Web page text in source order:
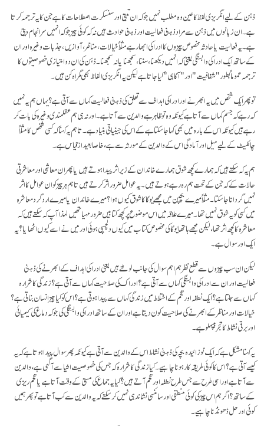
ذہن کے لیے انگریزی لفظ کا عین وہ مطلب نہیں جو کہ ان تبتی اور سنسکرت اصطلاحات کا ہے جن کا یہ ترجمہ کرتا
ہے۔ ان زبانوں میں ذہن سے مراد ذہنی فعالیت اور ذہنی حوادث ہیں نہ کہ کوئی چیز جو کہ انہیں سر انجام دیتی
ہے۔ یہ فعالیت یا حادثہ مخصوص چیزوں کا ادراکی ابھار ہے مثلاً خیالات، مناظر، آوازیں، جذبات وغیرہ اور ان
کے ساتھ ایک ادراکی وابستگی یعنی کہ انہیں دیکھنا، سننا، سمجھنا یا نہ سمجھنا۔ ذہن کی ان دو امتیازی خصوصیتوں کا
ترجمہ عموماً بطور "شفافیت" اور "آگاہی" کیا جاتا ہے لیکن یہ انگریزی الفاظ بھی گمراہ کن ہیں۔
تو پھر ایک شخص میں یہ ابھرنے اور ادراکی اہداف سے تعلق کی ذہنی فعالیت کہاں سے آتی ہے؟ یہاں ہم یہ نہیں
کہ رہے کہ جسم کہاں سے آتا ہے کیونکہ وہ تو ظاہر ہے والدین سے آتا ہے۔ اور نہ ہی ہم عقلمندی وغیرہ کی بات کر
رہے ہیں کیونکہ اس کے بارہ میں بھی کہا جا سکتا ہے کے اس کی جینیاتی بنیاد ہے۔ تاہم یہ کہنا کہ کسی شخص کا مثلاً
چاکلیٹ کے لیے میل اور آمادگی اس کے والدین کے مورثہ سے ہے، خاصا بعید از قیاس ہے۔
ہم یہ کہ سکتے ہیں کہ ہمارے کچھ شوق ہمارے خاندان کے زیر اثر پیدا ہوتے ہیں یا پھر ان معاشی اور معاشرتی
حالات کے کہ جن کے تحت ہم رہ رہے ہوتے ہیں۔ یہ عوامل ضرور اثر کرتے ہیں تاہم ہر چیز کو ان عوامل کا اثر
نہیں گردانا جا سکتا۔ مثلاً میرے بچپن میں مجھے یوگا کا شوق کیوں ہوا؟ میرے خاندان یا میرے ارد گرد معاشرہ
میں کسی کو یہ شوق نہیں تھا۔ میرے علاقہ میں اس موضوع پر کچھ کتابیں ضرور مہیا تھیں لہذا آپ کہ سکتے ہیں کہ
معاشرہ کا کچھ اثر تھا، لیکن مجھے ہاتھا یوگا کی مخصوص کتاب میں کیوں دلچسپی ہوئی اور میں نے اسے کیوں اٹھایا؟ یہ
ایک اور سوال ہے۔
لیکن ان سب چیزوں سے قطع نظر ہم اہم سوال کی جانب لوٹتے ہیں یعنی ادراکی اہداف کے ابھرنے کی ذہنی
فعالیت اور ان سے ادراکی وابستگی کہاں سے آتی ہے؟ ادراک کی صلاحیت کہاں سے آتی ہے؟ زندگی کا شرارہ
کہاں سے جلتا ہے؟ایک نطفہ اور تخم کے اختلاط میں زندگی کہاں سے پیدا ہوتی ہے؟ اس کو کیا چیز انسان بناتی ہے؟
خیالات اور مناظر کے ابھرنے کی صلاحیت کون دیتا ہے اور ان کے ساتھ ادراکی وابستگی کی جو کہ دماغ کی کیمیائی
اور برقی نشاط کا تجربیپہلو ہے۔
یہ کہنا مشکل ہے کہ ایک نو زائیدہ بچہ کی ذہنی نشاط اس کے والدین سے آتی ہے کیونکہ پھر سوال پیدا ہوتا ہے کہ یہ
کیسے آتی ہے؟ اس کا کوئی طریقہ کار ہونا چاہیے۔ کیا زندگی کا شرارہ کہ جس کی خصوصیت اشیا سے آگہی ہے، والدین
سے آتا ہے اور اسی طرح سے جس طرح نطفہ اور تخم آتے ہیں؟ کیا یہ جماع کی مستی کے وقت آتا ہے یا تخم ریزی
کے ساتھ؟ اگر ہم اس چیز کی کوئی منطقی اور سائنسی نشاندہی نہیں کر سکتے کہ یہ والدین سے کب آتا ہے تو پھر ہمیں
کوئی اور حل ڈھونڈنا چاہیے۔